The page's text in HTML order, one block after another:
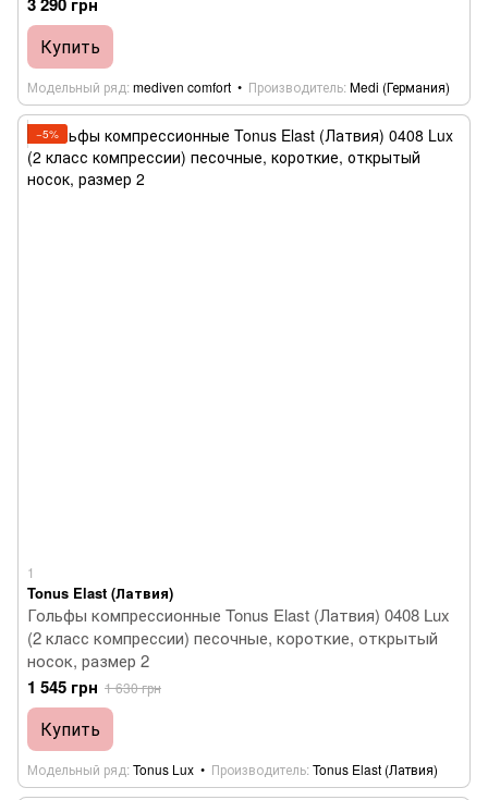
Купить
Модельный ряд mediven comfort Производитель Medi (Германия)
−5%
1
Tonus Elast (Латвия)
Гольфы компрессионные Tonus Elast (Латвия) 0408 Lux
(2 класс компрессии) песочные, короткие, открытый
носок, размер 2
1 545 грн 1 630 грн
Купить
Модельный ряд Tonus Lux Производитель Tonus Elast (Латвия)